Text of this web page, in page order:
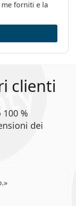
forniti e la
clienti
%
dei